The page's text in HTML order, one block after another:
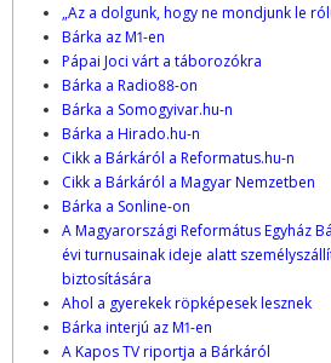
„Az a dolgunk, hogy ne mondjunk le
Bárka az M1-en
Pápai Joci várt a táborozókra
Bárka a Radio88-on
Bárka a Somogyivar.hu-n
Bárka a Hirado.hu-n
Cikk a Bárkáról a Reformatus.hu-n
Cikk a Bárkáról a Magyar Nemzetben
Bárka a Sonline-on
A Magyarországi Református Egyház
évi turnusainak ideje alatt
biztosítására
Ahol a gyerekek röpképesek lesznek
Bárka interjú az M1-en
A Kapos TV riportja a Bárkáról